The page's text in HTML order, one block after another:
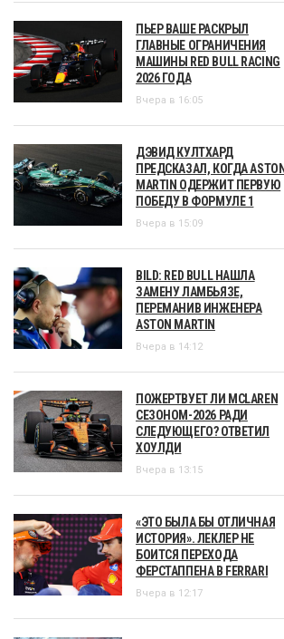
ПЬЕР ВАШЕ РАСКРЫЛ
ГЛАВНЫЕ ОГРАНИЧЕНИЯ
МАШИНЫ RED BULL RACING
2026 ГОДА
Вчера в 16:05
ДЭВИД КУЛТХАРД
ПРЕДСКАЗАЛ, КОГДА ASTON
MARTIN ОДЕРЖИТ ПЕРВУЮ
ПОБЕДУ В ФОРМУЛЕ 1
Вчера в 15:09
BILD: RED BULL НАШЛА
ЗАМЕНУ ЛАМБЬЯЗЕ,
ПЕРЕМАНИВ ИНЖЕНЕРА
ASTON MARTIN
Вчера в 14:12
ПОЖЕРТВУЕТ ЛИ MCLAREN
СЕЗОНОМ-2026 РАДИ
СЛЕДУЮЩЕГО? ОТВЕТИЛ
ХОУЛДИ
Вчера в 13:15
«ЭТО БЫЛА БЫ ОТЛИЧНАЯ
ИСТОРИЯ». ЛЕКЛЕР НЕ
БОИТСЯ ПЕРЕХОДА
ФЕРСТАППЕНА В FERRARI
Вчера в 12:17